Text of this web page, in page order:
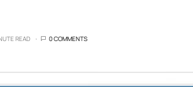
READ 0 COMMENTS